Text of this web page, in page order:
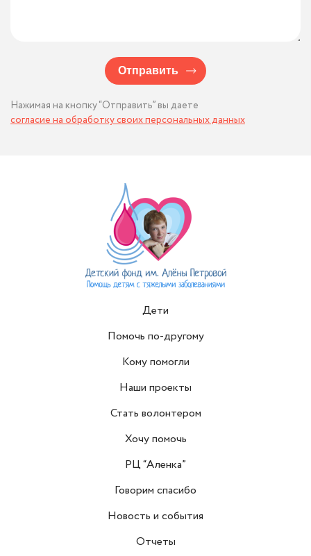
Отправить
Нажимая на кнопку “Отправить” вы даете
согласие на обработку своих персональных данных
Дети
Помочь по-другому
Кому помогли
Наши проекты
Стать волонтером
Хочу помочь
РЦ “Аленка”
Говорим спасибо
Новость и события
Отчеты